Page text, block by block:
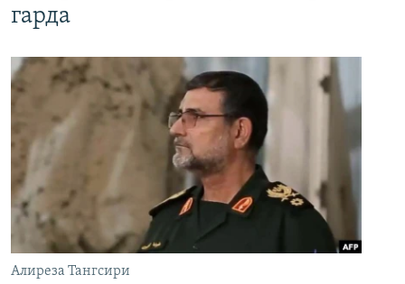
гарда
Алиреза Тангсири